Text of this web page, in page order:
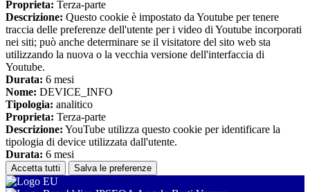
Proprieta: Terza-parte
Descrizione: Questo cookie è impostato da Youtube per tenere
traccia delle preferenze dell'utente per i video di Youtube incorporati
nei siti; può anche determinare se il visitatore del sito web sta
utilizzando la nuova o la vecchia versione dell'interfaccia di
Youtube.
Durata: 6 mesi
Nome: DEVICE_INFO
Tipologia: analitico
Proprieta: Terza-parte
Descrizione: YouTube utilizza questo cookie per identificare la
tipologia di device utilizzata dall'utente.
Durata: 6 mesi
Accetta tutti Salva le preferenze